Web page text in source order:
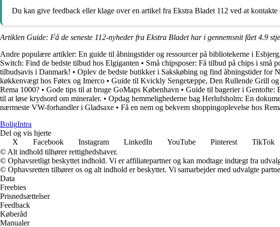
Du kan give feedback eller klage over en artikel fra Ekstra Bladet 112 ved at
Artiklen Guide: Få de seneste 112-nyheder fra Ekstra Bladet har i gennemsnit fået4.9
Andre populære artikler: En guide til åbningstider og ressourcer på bibliotekerne i
Switch: Find de bedste tilbud hos Elgiganten • Små chipsposer: Få tilbud på chips i små
tilbudsavis i Danmark! • Oplev de bedste butikker i Sakskøbing og find åbningstider for
køkkenvægt hos Føtex og Imerco • Guide til Kvickly Sengetæppe, Den Rullende Grill og
Rema 1000? • Gode tips til at bruge GoMaps København • Guide til bagerier i Gentofte:
til at løse krydsord om mineraler. • Opdag hemmelighederne bag Herlufsholm: En
nærmeste VW-forhandler i Gladsaxe • Få en nem og bekvem shoppingoplevelse hos
BoligIntra
Del og vis hjerte
X
Facebook Instagram LinkedIn YouTube Pinterest TikTok
© Alt indhold tilhører rettighedshaver.
© Ophavsretligt beskyttet indhold. Vi er affiliatepartner og kan modtage indtægt fra
© Ophavsretten tilhører os og alt indhold er beskyttet. Vi samarbejder med udvalgte
Data
Freebies
Prisnedsættelser
Feedback
Køberåd
Manualer